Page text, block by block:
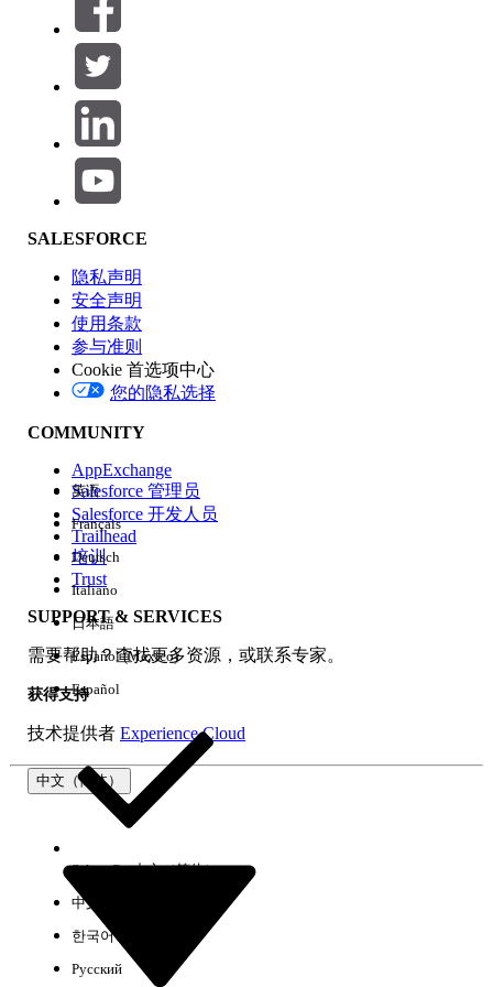
筛选器 (0)
选择筛选器
产品区域
功能影响
版本
体验
SALESFORCE
隐私声明
安全声明
使用条款
参与准则
Cookie 首选项中心
您的隐私选择
COMMUNITY
AppExchange
Salesforce 管理员
Salesforce 开发人员
Trailhead
培训
Trust
SUPPORT & SERVICES
需要帮助？查找更多资源，或联系专家。
获得支持
技术提供者 Experience Cloud
中文（简体）
英语
Français
Deutsch
Italiano
日本語
Español (México)
Español
Select Org中文（简体）
中文（繁体）
한국어
Русский